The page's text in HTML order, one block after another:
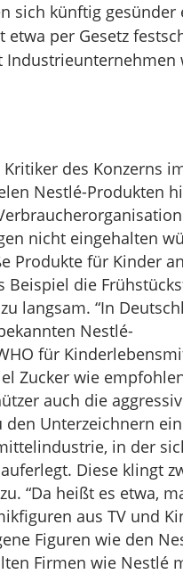
sich künftig gesünder
per Gesetz
des Konzerns
Nestlé-Produkten
nicht eingehalten
Produkte für Kinder
Beispiel die
langsam. “In
Nestlé-
für
Zucker wie
auch die
Unterzeichnern
in der
Diese klingt
“Da heißt es etwa,
aus TV und
Figuren wie den
Firmen wie Nestlé